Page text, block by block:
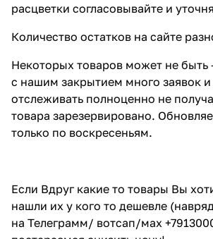
расцветки согласовывайте и
Количество остатков на сайте
Некоторых товаров может не быть
с нашим закрытием много заявок и
отслеживать полноценно не
товара зарезервировано.
только по воскресеньям.
Если Вдруг какие то товары Вы
нашли их у кого то дешевле
на Телеграмм/ вотсап/мах